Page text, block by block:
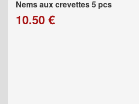
Nems aux crevettes 5 pcs
10.50 €